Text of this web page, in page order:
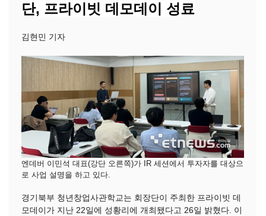
단, 프라이빗 데모데이 성료
김현민 기자
엔데버 이민석 대표(강단 오른쪽)가 IR 세션에서 투자자를 대상으
로 사업 설명을 하고 있다.
경기북부 청년창업사관학교는 회장단이 주최한 프라이빗 데
모데이가 지난 22일에 성황리에 개최됐다고 26일 밝혔다. 이